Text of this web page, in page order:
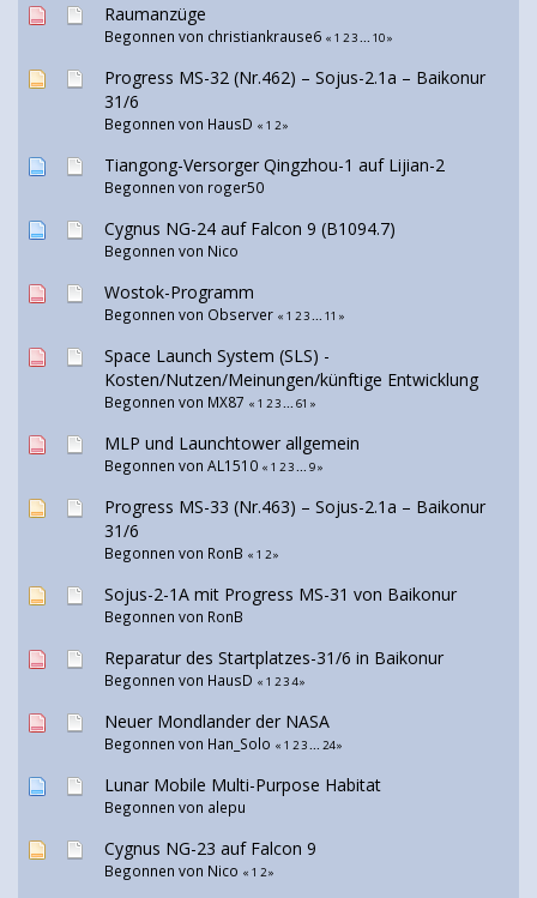
Raumanzüge
Begonnen von christiankrause6 « 1 23... 10»
Progress MS-32 (Nr.462) – Sojus-2.1а – Baikonur
31/6
Begonnen von HausD « 1 2»
Tiangong-Versorger Qingzhou-1 auf Lijian-2
Begonnen von roger50
Cygnus NG-24 auf Falcon 9 (B1094.7)
Begonnen von Nico
Wostok-Programm
Begonnen von Observer « 1 23... 11 »
Space Launch System (SLS) -
Kosten/Nutzen/Meinungen/künftige Entwicklung
Begonnen von MX87 « 1 23... 61 »
MLP und Launchtower allgemein
Begonnen von AL1510 « 1 23... 9»
Progress MS-33 (Nr.463) – Sojus-2.1а – Baikonur
31/6
Begonnen von RonB « 1 2»
Sojus-2-1A mit Progress MS-31 von Baikonur
Begonnen von RonB
Reparatur des Startplatzes-31/6 in Baikonur
Begonnen von HausD « 1 234»
Neuer Mondlander der NASA
Begonnen von Han_Solo « 1 23... 24»
Lunar Mobile Multi-Purpose Habitat
Begonnen von alepu
Cygnus NG-23 auf Falcon 9
Begonnen von Nico « 1 2»